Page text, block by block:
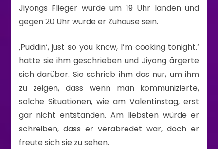
Jiyongs Flieger würde um 19 Uhr landen und
gegen 20 Uhr würde er Zuhause sein.
‚Puddin‘, just so you know, I’m cooking tonight.‘
hatte sie ihm geschrieben und Jiyong ärgerte
sich darüber. Sie schrieb ihm das nur, um ihm
zu zeigen, dass wenn man kommunizierte,
solche Situationen, wie am Valentinstag, erst
gar nicht entstanden. Am liebsten würde er
schreiben, dass er verabredet war, doch er
freute sich sie zu sehen.